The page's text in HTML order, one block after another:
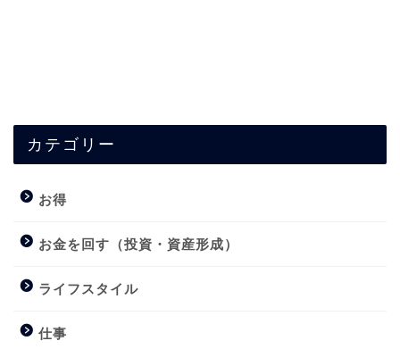
カテゴリー
お得
お金を回す（投資・資産形成）
ライフスタイル
仕事